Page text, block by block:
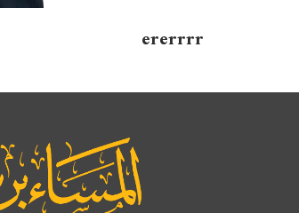
ererrrr